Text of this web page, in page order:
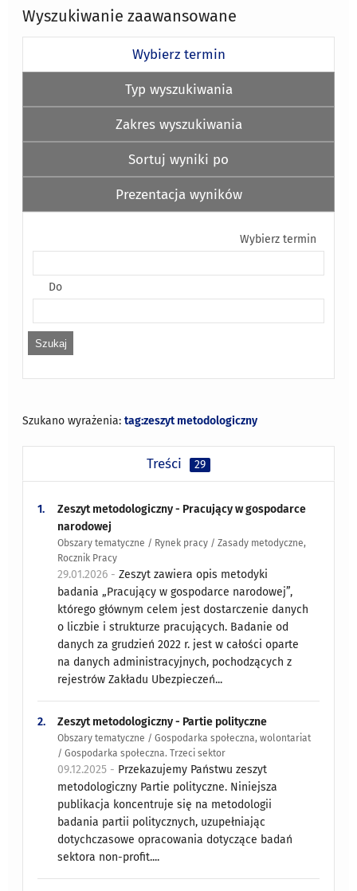
Wyszukiwanie zaawansowane
Wybierz termin
Typ wyszukiwania
Zakres wyszukiwania
Sortuj wyniki po
Prezentacja wyników
Wybierz termin
Do
Szukano wyrażenia:tag:zeszyt metodologiczny
Treści 29
1.
Zeszyt metodologiczny - Pracujący w gospodarce
narodowej
Obszary tematyczne / Rynek pracy / Zasady metodyczne,
Rocznik Pracy
29.01.2026 -Zeszyt zawiera opis metodyki
badania „Pracujący w gospodarce narodowej”,
którego głównym celem jest dostarczenie danych
o liczbie i strukturze pracujących. Badanie od
danych za grudzień 2022 r. jest w całości oparte
na danych administracyjnych, pochodzących z
rejestrów Zakładu Ubezpieczeń...
2. Zeszyt metodologiczny - Partie polityczne
Obszary tematyczne / Gospodarka społeczna, wolontariat
/ Gospodarka społeczna. Trzeci sektor
09.12.2025 - Przekazujemy Państwu zeszyt
metodologiczny Partie polityczne. Niniejsza
publikacja koncentruje się na metodologii
badania partii politycznych, uzupełniając
dotychczasowe opracowania dotyczące badań
sektora non-profit....